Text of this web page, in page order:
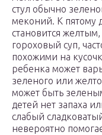
стул обычно
меконий. К пятому
становится
гороховый суп,
похожими на
ребенка может
зеленого или
может быть
детей нет запаха
слабый
невероятно